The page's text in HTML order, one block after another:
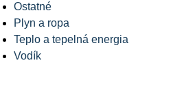
Ostatné
Plyn a ropa
Teplo a tepelná energia
Vodík